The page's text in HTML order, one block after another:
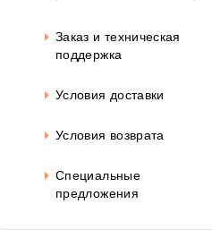
Заказ и техническая
поддержка
Условия доставки
Условия возврата
Специальные
предложения